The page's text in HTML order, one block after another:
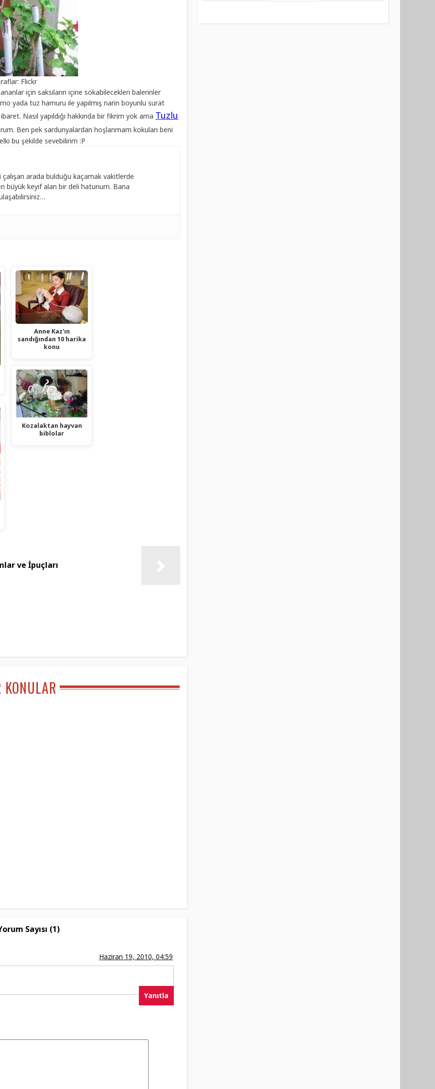
Flickr
için saksıların içine sokabilecekleri balerinler
yada tuz hamuru ile yapılmış narin boyunlu surat
Nasıl yapıldığı hakkında bir fikrim yok ama Tuzlu
Ben pek sardunyalardan hoşlanmam kokuları beni
bu şekilde sevebilirim :P
arada bulduğu kaçamak vakitlerde
büyük keyif alan bir deli hatunum. Bana
Anne Kaz'ın
sandığından 10 harika
konu
Kozalaktan hayvan
biblolar
ve İpuçları
KONULAR
Sayısı (1)
Haziran 19, 2010, 04:59
Yanıtla